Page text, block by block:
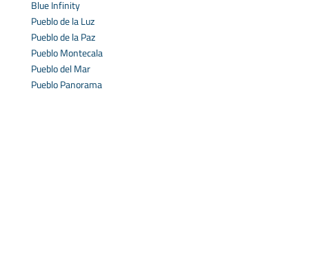
Blue Infinity
Pueblo de la Luz
Pueblo de la Paz
Pueblo Montecala
Pueblo del Mar
Pueblo Panorama